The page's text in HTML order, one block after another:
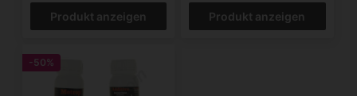
Produkt anzeigen Produkt anzeigen
-50%